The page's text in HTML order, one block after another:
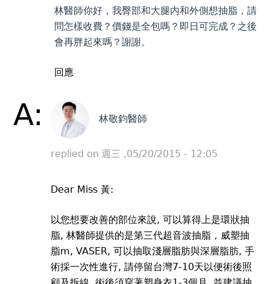
林醫師你好，我臀部和大腿内和外側想抽脂，請
問怎樣收費？價錢是全包嗎？即日可完成？之後
會再胖起來嗎？謝謝。
回應
A: 林敬鈞醫師
replied on 週三 ,05/20/2015 - 12:05
Dear Miss 黃:
以您想要改善的部位來說, 可以算得上是環狀抽
脂, 林醫師提供的是第三代超音波抽脂，威塑抽
脂m, VASER, 可以抽取淺層脂肪與深層脂肪, 手
術採一次性進行, 請停留台灣7-10天以便術後照